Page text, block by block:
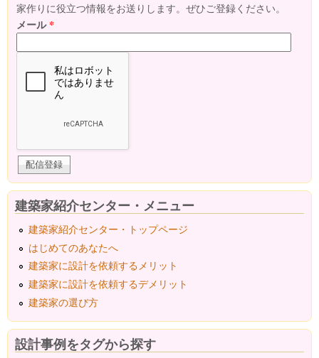
家作りに役立つ情報をお送りします。ぜひご登録ください。
メール*
建築家紹介センター・メニュー
建築家紹介センター・トップページ
はじめてのあなたへ
建築家に設計を依頼するメリット
建築家に設計を依頼するデメリット
建築家の選び方
設計事例をタグから探す